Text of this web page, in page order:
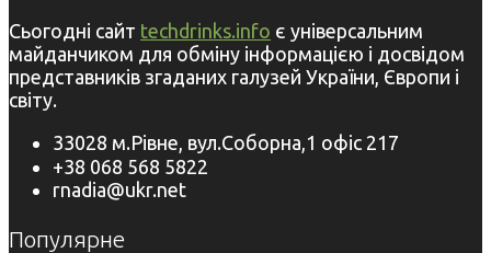
Сьогодні сайт techdrinks.info є універсальним
майданчиком для обміну інформацією і досвідом
представників згаданих галузей України, Європи і
світу.
33028 м.Рівне, вул.Соборна,1 офіс 217
+38 068 568 5822
rnadia@ukr.net
Популярне